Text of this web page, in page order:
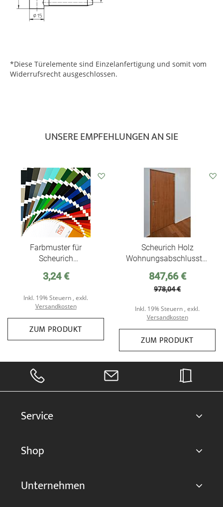
*Diese Türelemente sind Einzelanfertigung und somit vom
Widerrufsrecht ausgeschlossen.
UNSERE EMPFEHLUNGEN AN SIE
Farbmuster für
Scheurich
3,24 €
Inkl. 19% Steuern , exkl.
Versandkosten
ZUM PRODUKT
Scheurich Holz
Wohnungsabschlusstür
absenkbarer
Bodendichtung
Sonderpreis
847,66 €
978,04 €
Inkl. 19% Steuern , exkl.
Versandkosten
ZUM PRODUKT
Service
Shop
Unternehmen